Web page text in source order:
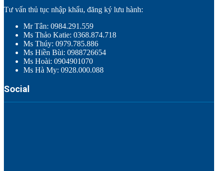
Tư vấn thủ tục nhập khẩu, đăng ký lưu hành:
Mr Tân: 0984.291.559
Ms Thảo Katie: 0368.874.718
Ms Thúy: 0979.785.886
Ms Hiền Bùi: 0988726654
Ms Hoài: 0904901070
Ms Hà My: 0928.000.088
Social